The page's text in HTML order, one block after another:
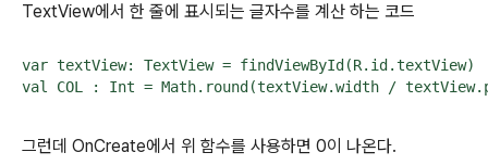
TextView에서 한 줄에 표시되는 글자수를 계산 하는 코드
var textView: TextView = findViewById(R.id.textView)
val COL : Int = Math.round(textView.width /
그런데 OnCreate에서 위 함수를 사용하면 0이 나온다.